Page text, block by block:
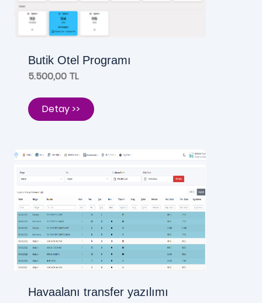
Butik Otel Programı
5.500,00 TL
Detay >>
Havaalanı transfer yazılımı